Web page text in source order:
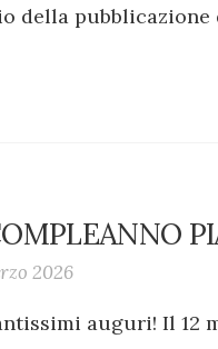
della
2026
auguri! Il 12